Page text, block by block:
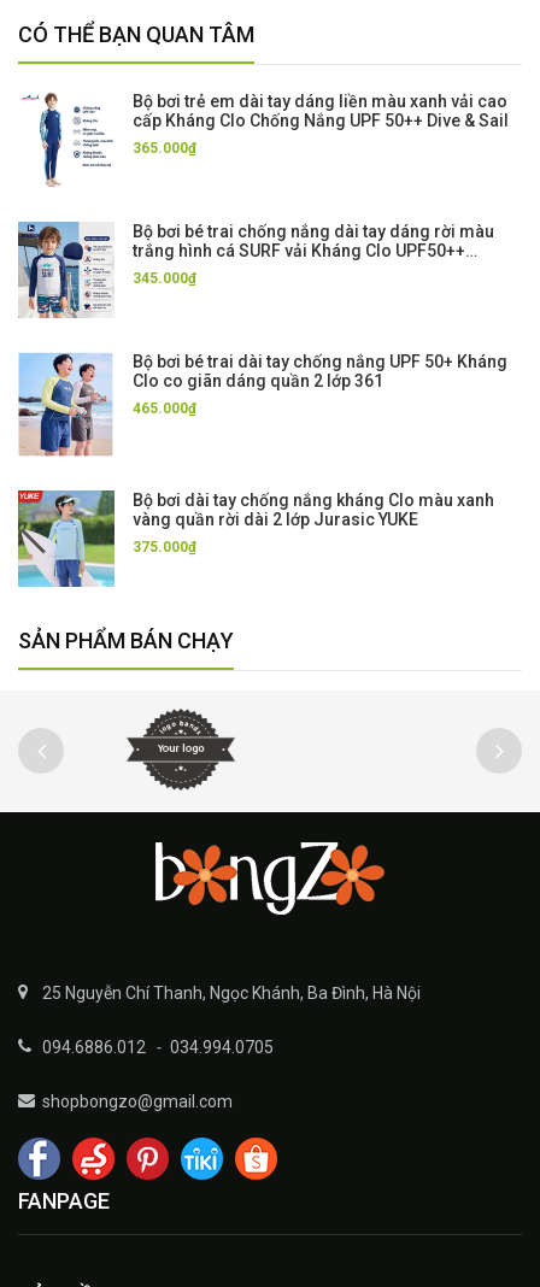
CÓ THỂ BẠN QUAN TÂM
Bộ bơi trẻ em dài tay dáng liền màu xanh vải cao
cấp Kháng Clo Chống Nắng UPF 50++ Dive & Sail
365.000₫
Bộ bơi bé trai chống nắng dài tay dáng rời màu
trắng hình cá SURF vải Kháng Clo UPF50++
Momasong
345.000₫
Bộ bơi bé trai dài tay chống nắng UPF 50+ Kháng
Clo co giãn dáng quần 2 lớp 361
465.000₫
Bộ bơi dài tay chống nắng kháng Clo màu xanh
vàng quần rời dài 2 lớp Jurasic YUKE
375.000₫
SẢN PHẨM BÁN CHẠY
25 Nguyễn Chí Thanh, Ngọc Khánh, Ba Đình, Hà Nội
094.6886.012 - 034.994.0705
shopbongzo@gmail.com
FANPAGE